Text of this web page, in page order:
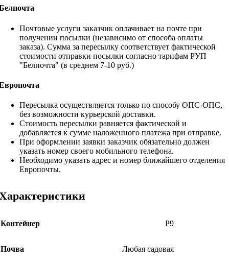
Почтовые услуги заказчик оплачивает на почте при
получении посылки (независимо от способа оплаты
заказа). Сумма за пересылку соответствует фактической
стоимости отправки посылки согласно тарифам РУП
"Белпочта" (в среднем 7-10 руб.)
Пересылка осуществляется только по способу ОПС-ОПС,
без возможности курьерской доставки.
Стоимость пересылки равняется фактической и
добавляется к сумме наложенного платежа при отправке.
При оформлении заявки заказчик обязательно должен
указать номер своего мобильного телефона.
Необходимо указать адрес и номер ближайшего отделения
Европочты.
Контейнер Р9
Почва Любая садовая